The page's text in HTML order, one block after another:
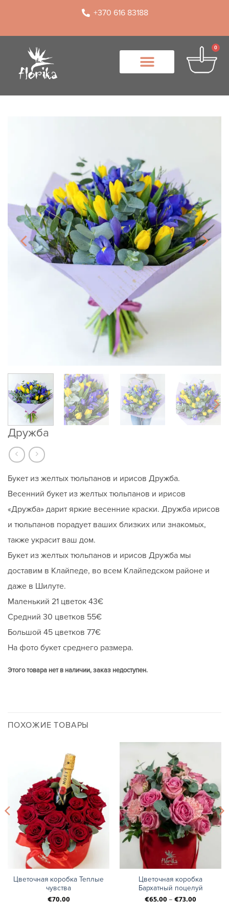
+370 616 83188
0
Дружба
Букет из желтых тюльпанов и ирисов Дружба.
Весенний букет из желтых тюльпанов и ирисов
«Дружба» дарит яркие весенние краски. Дружба ирисов
и тюльпанов порадует ваших близких или знакомых,
также украсит ваш дом.
Букет из желтых тюльпанов и ирисов Дружба мы
доставим в Клайпеде, во всем Клайпедском районе и
даже в Шилуте.
Маленький 21 цветок 43€
Средний 30 цветков 55€
Большой 45 цветков 77€
На фото букет среднего размера.
Этого товара нет в наличии, заказ недоступен.
ПОХОЖИЕ ТОВАРЫ
Цветочная коробка Теплые
чувства
€70.00
Цветочная коробка
Бархатный поцелуй
€65.00– €73.00